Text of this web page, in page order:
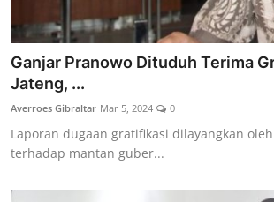
Ganjar Pranowo Dituduh Terima
Jateng, ...
Averroes Gibraltar Mar 5, 2024 0
Laporan dugaan gratifikasi dilayangkan oleh
terhadap mantan guber...